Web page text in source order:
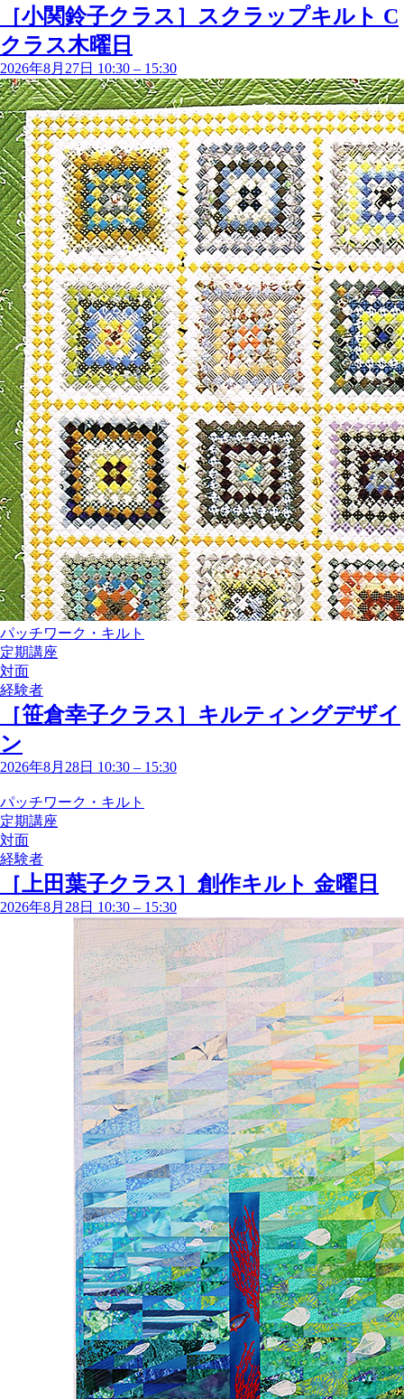
［小関鈴子クラス］スクラップキルト C
クラス木曜日
2026年8月27日 10:30 – 15:30
パッチワーク・キルト
定期講座
対面
経験者
［笹倉幸子クラス］キルティングデザイ
ン
2026年8月28日 10:30 – 15:30
パッチワーク・キルト
定期講座
対面
経験者
［上田葉子クラス］創作キルト 金曜日
2026年8月28日 10:30 – 15:30